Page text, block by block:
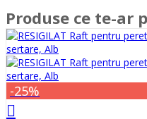
Produse ce te-ar
-25%